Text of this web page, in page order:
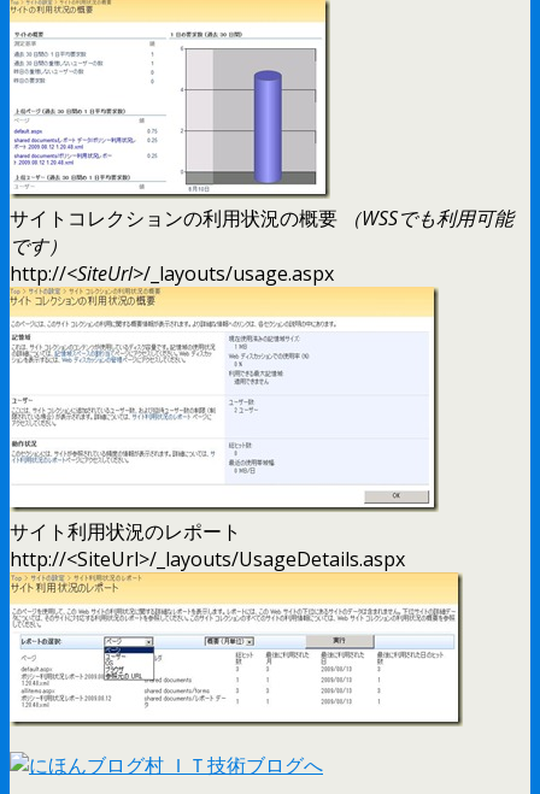
サイトコレクションの利用状況の概要
（WSSでも利用可能
です）
http://<SiteUrl>/_layouts/usage.aspx
サイト利用状況のレポート
http://<SiteUrl>/_layouts/UsageDetails.aspx